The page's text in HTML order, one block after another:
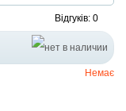
Відгуків: 0
Немає